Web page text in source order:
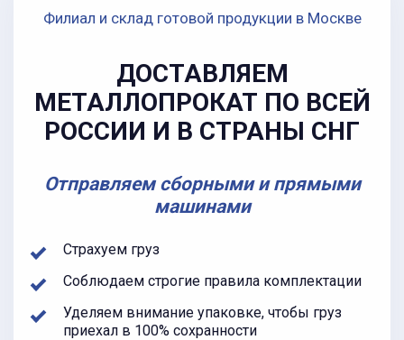
Филиал и склад готовой продукции в Москве
ДОСТАВЛЯЕМ
МЕТАЛЛОПРОКАТ ПО ВСЕЙ
РОССИИ И В СТРАНЫ СНГ
Отправляем сборными и прямыми
машинами
Страхуем груз
Соблюдаем строгие правила комплектации
Уделяем внимание упаковке, чтобы груз
приехал в 100% сохранности